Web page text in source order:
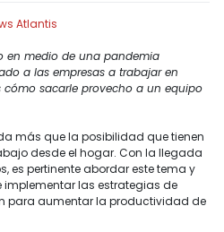
Atlantis
en medio de una pandemia
a las empresas a trabajar en
sacarle provecho a un equipo
más que la posibilidad que tienen
desde el hogar. Con la llegada
es pertinente abordar este tema y
las estrategias de
para aumentar la productividad de